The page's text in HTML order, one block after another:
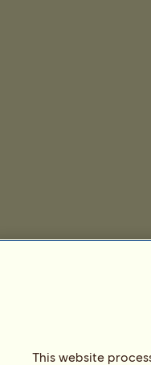
This website